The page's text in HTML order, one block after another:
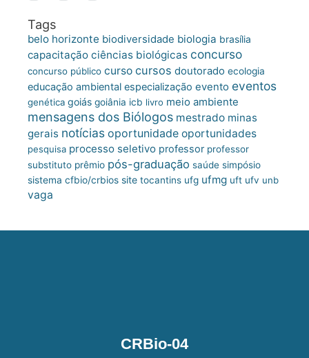
Tags
belo horizonte biodiversidade biologia brasília
capacitação ciências biológicas concurso
concurso público curso cursos doutorado ecologia
educação ambiental especialização evento eventos
genética goiás goiânia icb livro meio ambiente
mensagens dos Biólogos mestrado minas
gerais notícias oportunidade oportunidades
pesquisa processo seletivo professor professor
substituto prêmio pós-graduação saúde simpósio
sistema cfbio/crbios site tocantins ufg ufmg uft ufv unb
vaga
CRBio-04